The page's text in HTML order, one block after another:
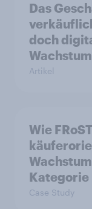
Das
doch
Artikel
Wie
Case Study